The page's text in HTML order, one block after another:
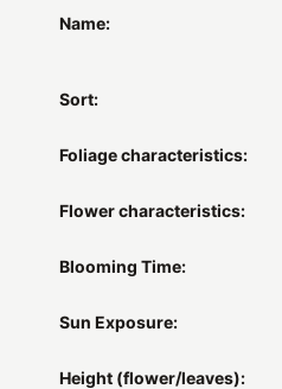
Name:
Sort:
Foliage characteristics:
Flower characteristics:
Blooming Time:
Sun Exposure:
Height (flower/leaves):